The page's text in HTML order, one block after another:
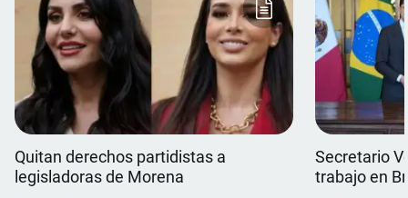
Quitan derechos partidistas a
legisladoras de Morena
Secretario
trabajo en